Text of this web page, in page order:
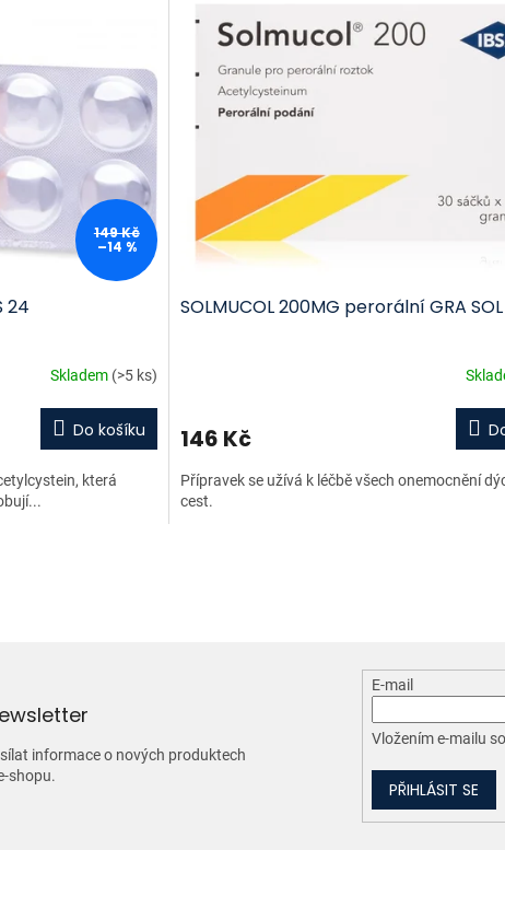
149 Kč
–14 %
24
Skladem (>5 ks)
Do košíku
která
SOLMUCOL 200MG perorální GRA
146 Kč
Přípravek se užívá k léčbě všech onemocnění
cest.
c
í
p
r
y
v
informace o nových produktech
shopu.
E-mail
Vložením e-mailu
PŘIHLÁSIT SE